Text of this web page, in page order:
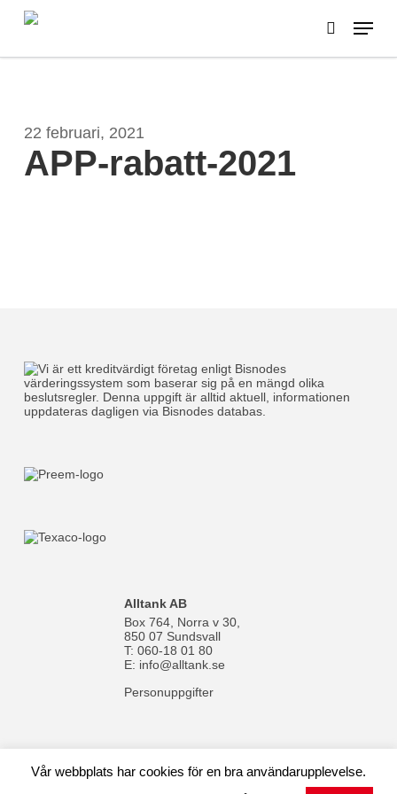
Skip
main
search
Menu
22 februari, 2021
APP-rabatt-2021
Alltank AB
Box 764, Norra v 30,
850 07 Sundsvall
T: 060-18 01 80
E: info@alltank.se
Personuppgifter
© 1970-2024 Alltank AB |Cookies| Av:WebMate
Vår webbplats har cookies för en bra användarupplevelse.